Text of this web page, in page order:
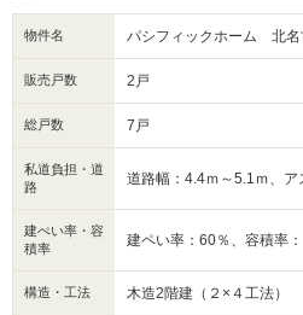
物件名 パシフィックホーム 北名
販売戸数 2戸
総戸数 7戸
私道負担・道
路
道路幅：4.4ｍ～5.1ｍ、ア
建ぺい率・容
積率
建ペい率：60％、容積率
構造・工法 木造2階建（２×４工法）